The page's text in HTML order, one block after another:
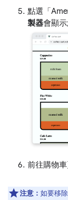
點選「
製器會顯示
前往購物
注意： 如要移